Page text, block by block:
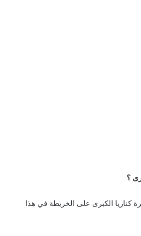
؟
كناريا الكبرى على الخريطة في هذا